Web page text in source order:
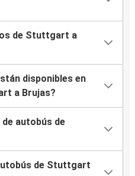
de Stuttgart a
disponibles en
a Brujas?
autobús de
de Stuttgart